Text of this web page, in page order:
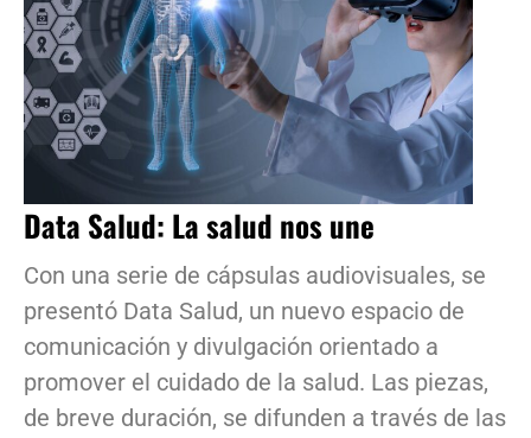
Data Salud: La salud nos une
Con una serie de cápsulas audiovisuales, se
presentó Data Salud, un nuevo espacio de
comunicación y divulgación orientado a
promover el cuidado de la salud. Las piezas,
de breve duración, se difunden a través de las